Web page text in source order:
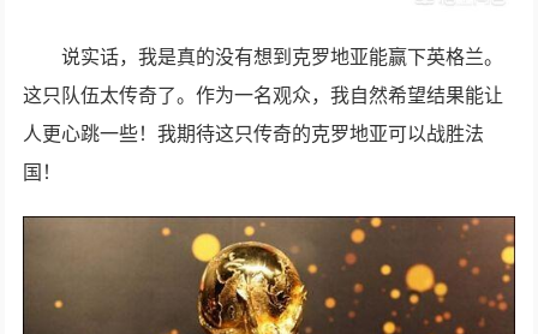
说实话，我是真的没有想到克罗地亚能赢下英格兰。
这只队伍太传奇了。作为一名观众，我自然希望结果能让
人更心跳一些！我期待这只传奇的克罗地亚可以战胜法
国！